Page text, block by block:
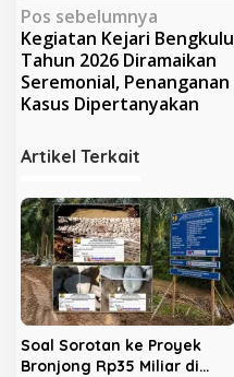
N
a
v
i
g
a
s
i
p
o
s
Pos sebelumnya
Kegiatan Kejari Bengkulu
Tahun 2026 Diramaikan
Seremonial, Penanganan
Kasus Dipertanyakan
Artikel Terkait
Soal Sorotan ke Proyek
Bronjong Rp35 Miliar di